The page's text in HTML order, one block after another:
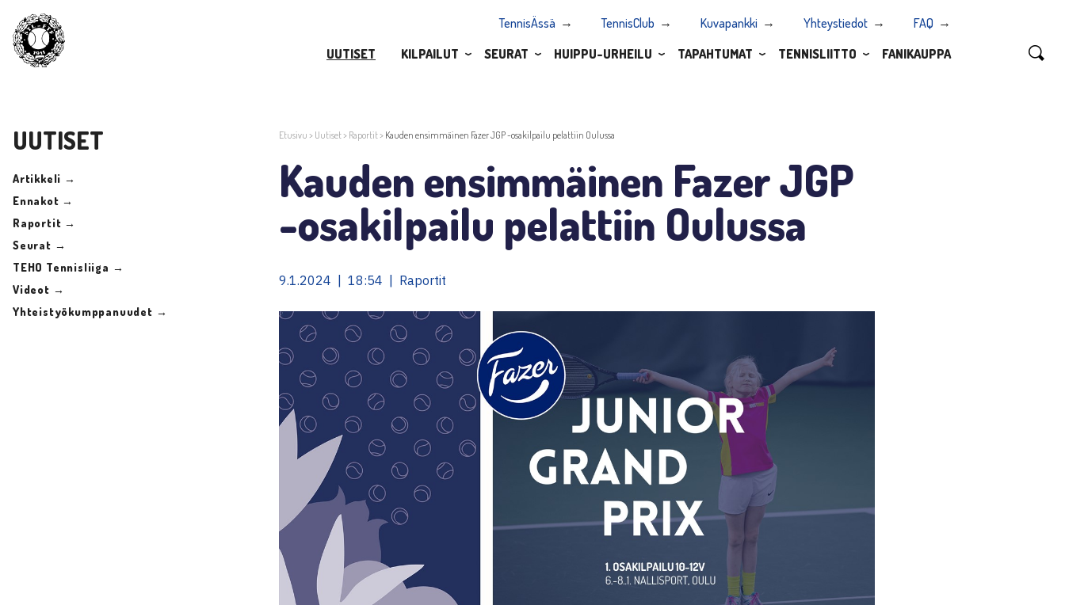
TennisÄssä TennisClub Kuvapankki Yhteystiedot
FAQ
UUTISET
KILPAILUT SEURAT HUIPPU-URHEILU TAPAHTUMAT TENNISLIITTO FANIKAUPPA
UUTISET
Artikkeli →
Ennakot →
Raportit →
Seurat →
TEHO Tennisliiga →
Videot →
Yhteistyökumppanuudet →
Etusivu > Uutiset> Raportit> Kauden ensimmäinen Fazer JGP -osakilpailu pelattiin Oulussa
Kauden ensimmäinen Fazer JGP
-osakilpailu pelattiin Oulussa
9.1.2024 | 18:54 | Raportit